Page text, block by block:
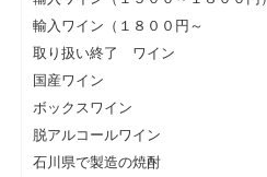
輸入ワイン（１８００円～
取り扱い終了 ワイン
国産ワイン
ボックスワイン
脱アルコールワイン
石川県で製造の焼酎